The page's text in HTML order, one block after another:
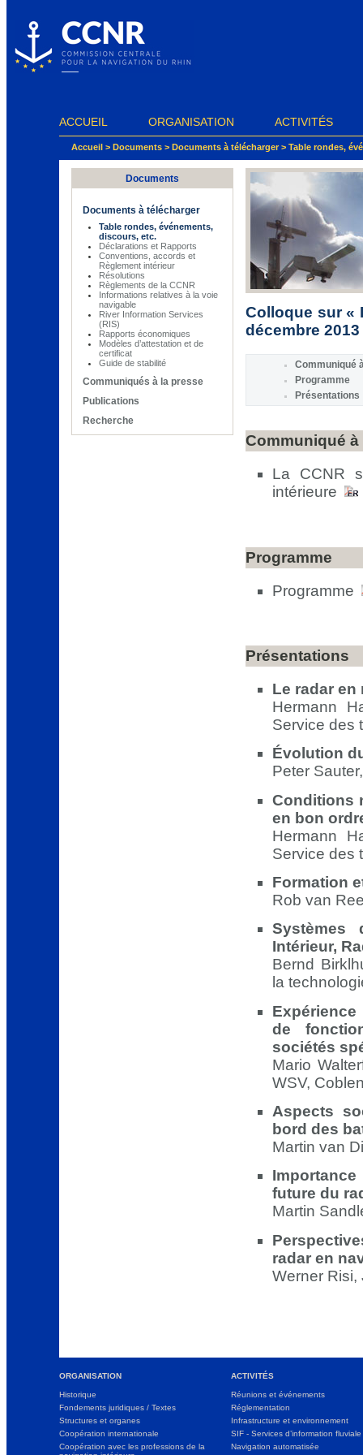
ACCUEIL ORGANISATION ACTIVITÉS
Accueil > Documents > Documents à télécharger> Table rondes,
Documents
Documents à télécharger
Table rondes, événements,
discours, etc.
Déclarations et Rapports
Conventions, accords et
Règlement intérieur
Résolutions
Règlements de la CCNR
Informations relatives à la voie
navigable
River Information Services
(RIS)
Rapports économiques
Modèles d’attestation et de
certificat
Guide de stabilité
Communiqués à la presse
Publications
Recherche
Colloque sur «
décembre
Communiqué
Programme
Présentations
Communiqué
La CCNR
intérieure
Programme
Programme
Présentations
Le radar en
Hermann
Service des
Évolution
Peter
Conditions
en bon
Hermann
Service des
Formation
Rob van
Systèmes
Intérieur,
Bernd
la
de
sociétés
Mario
WSV,
Aspects
bord des
Martin van
future du
Martin
radar en
Werner
ORGANISATION
Historique
Fondements juridiques / Textes
Structures et organes
Coopération internationale
Coopération avec les professions de la
ACTIVITÉS
Réunions et événements
Réglementation
Infrastructure et environnement
SIF - Services d’information fluviale
Navigation automatisée